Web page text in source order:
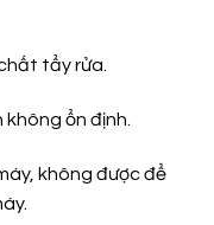
tẩy rửa.
ổn định.
không được để